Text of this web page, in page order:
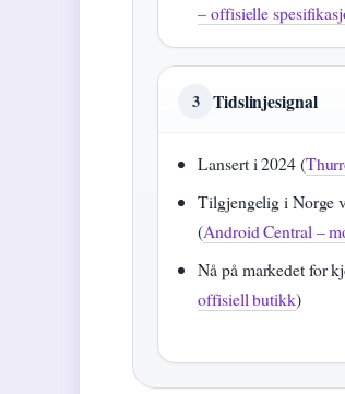
– offisielle
3 Tidslinjesignal
Lansert i 2024 (
Tilgjengelig i Norge
(Android Central –
Nå på markedet for
offisiell butikk)